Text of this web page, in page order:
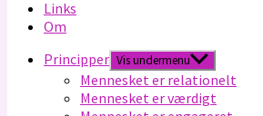
Links
Om
Principper Vis undermenu
Mennesket er relationelt
Mennesket er værdigt